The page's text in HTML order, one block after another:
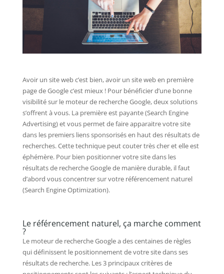
Avoir un site web c’est bien, avoir un site web en première
page de Google c’est mieux ! Pour bénéficier d’une bonne
visibilité sur le moteur de recherche Google, deux solutions
s’offrent à vous. La première est payante (Search Engine
Advertising) et vous permet de faire apparaitre votre site
dans les premiers liens sponsorisés en haut des résultats de
recherches. Cette technique peut couter très cher et elle est
éphémère. Pour bien positionner votre site dans les
résultats de recherche Google de manière durable, il faut
d’abord vous concentrer sur votre référencement naturel
(Search Engine Optimization).
Le référencement naturel, ça marche comment
?
Le moteur de recherche Google a des centaines de règles
qui définissent le positionnement de votre site dans ses
résultats de recherche. Les 3 principaux critères de